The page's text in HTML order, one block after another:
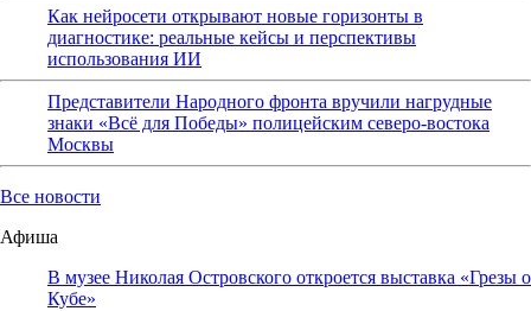
Как нейросети открывают новые горизонты в
диагностике: реальные кейсы и перспективы
использования ИИ
Представители Народного фронта вручили нагрудные
знаки «Всё для Победы» полицейским северо-востока
Москвы
Все новости
Афиша
В музее Николая Островского откроется выставка «Грезы о
Кубе»